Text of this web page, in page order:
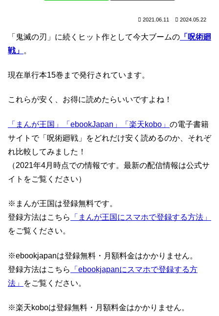
2021.06.11 2024.05.22
「鬼滅の刃」に続くヒット作として今大ブームの 「呪術廻
戦」 。
現在単行本15巻まで発行されています。
これらが安く、お得に読めたらいいですよね！
「まんが王国」 「ebookJapan」 「楽天kobo」 の電子書籍
サイトで「呪術廻戦」をどれだけ安く読めるのか、それぞ
れ比較してみました！
（2021年4月時点での情報です。最新の配信情報は公式サ
イトをご覧ください）
※まんが王国は登録無料です。
登録方法はこちら
「まんが王国にスマホで登録する方法」
をご覧ください。
※ebookjapanは登録無料・月額料金はかかりません。
登録方法はこちら
「ebookjapanにスマホで登録する方
法」
をご覧ください。
※楽天koboは登録無料・月額料金はかかりません。